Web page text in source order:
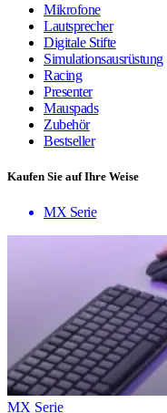
Mikrofone
Lautsprecher
Digitale Stifte
Simulationsausrüstung
Racing
Presenter
Mauspads
Zubehör
Bestseller
Kaufen Sie auf Ihre Weise
MX Serie
MX Serie